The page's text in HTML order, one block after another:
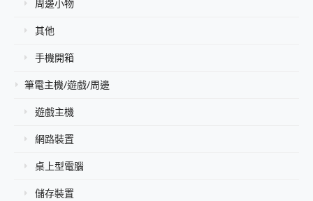
周邊小物
其他
手機開箱
筆電主機/遊戲/周邊
遊戲主機
網路裝置
桌上型電腦
儲存裝置